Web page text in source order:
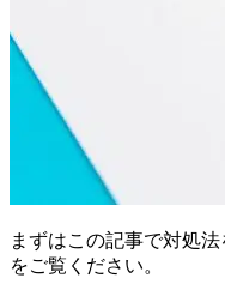
まずはこの記事で対処
をご覧ください。